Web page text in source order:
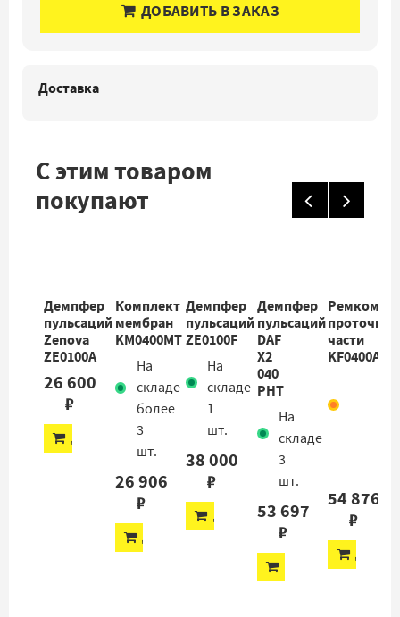
ДОБАВИТЬ В ЗАКАЗ
Доставка
С этим товаром
покупают
Демпфер
пульсаций
Zenova
ZE0100A
26 600
₽
ДОБАВИТЬ
Комплект
мембран
KM0400MT
На
складе
более
3
шт.
26 906
₽
ДОБАВИТЬ
Демпфер
пульсаций
ZE0100F
На
складе
1
шт.
38 000
₽
ДОБАВИТЬ
Демпфер
пульсаций
DAF
X2
040
PHT
На
складе
3
шт.
53 697
₽
ДОБАВИТЬ
проточной
части
54 876
₽